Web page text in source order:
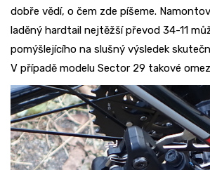
dobře vědí, o čem zde píšeme.
laděný hardtail nejtěžší převod 34-11
pomýšlejícího na slušný výsledek
V případě modelu Sector 29 takové